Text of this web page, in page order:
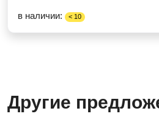
в наличии: < 10
Другие